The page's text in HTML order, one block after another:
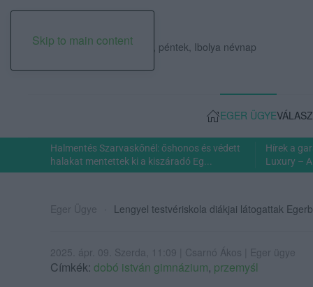
Skip to main content
2026. augusztus 07., péntek, Ibolya névnap
EGER ÜGYE
Halmentés Szarvaskőnél: őshonos és védett
halakat mentettek ki a kiszáradó Eg...
Hírek a
Luxury –
Eger Ügye Lengyel testvériskola diákjai látogattak
2025. ápr. 09. Szerda, 11:09 | Csarnó Ákos | Eger ügye
Címkék: dobó istván gimnázium, przemyśl